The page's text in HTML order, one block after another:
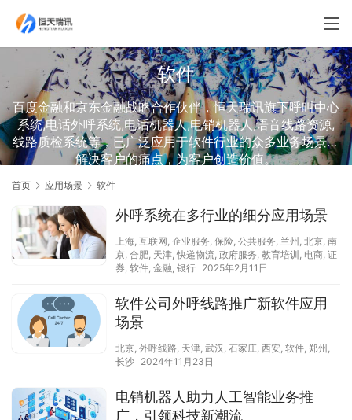
软件
百度金融和京东金融战略合作伙伴，恒天瑞讯旗下呼叫中心
系统,电话外呼系统,电话机器人,电销机器人,语音线路资源,
线路质检系统等，已广泛应用于软件行业的众多业务场景，
解决客户的痛点，为客户创造价值。
首页 应用场景 软件
外呼系统在多行业的细分应用场景
上海, 互联网, 企业服务, 保险, 公共服务, 兰州 , 北京, 南
京, 合肥, 天津, 快递物流, 政府服务, 教育培训 , 电商, 证
券, 软件, 金融, 银行 2025年2月11日
软件公司外呼线路推广新软件应用
场景
北京, 外呼线路, 天津, 武汉 , 石家庄, 西安, 软件, 郑州 ,
长沙 2024年11月23日
电销机器人助力人工智能业务推
广，引领科技新潮流